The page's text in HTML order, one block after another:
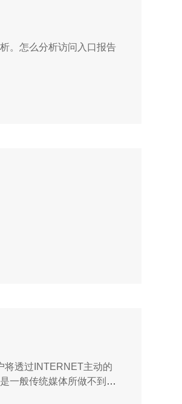
。怎么分析访问入口报告
将透过INTERNET主动的
一般传统媒体所做不到